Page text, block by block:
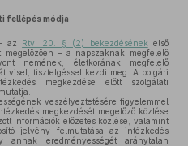
fellépés módja
az Rtv. 20. § (2) bekezdésének első
megelőzően – a napszaknak megfelelő
nemének, életkorának megfelelő
visel, tisztelgéssel kezdi meg. A polgári
megkezdése előtt szolgálati
veszélyeztetésére figyelemmel
megkezdését megelőző közlése
információk előzetes közlése, valamint
jelvény felmutatása az intézkedés
annak eredményességét aránytalan